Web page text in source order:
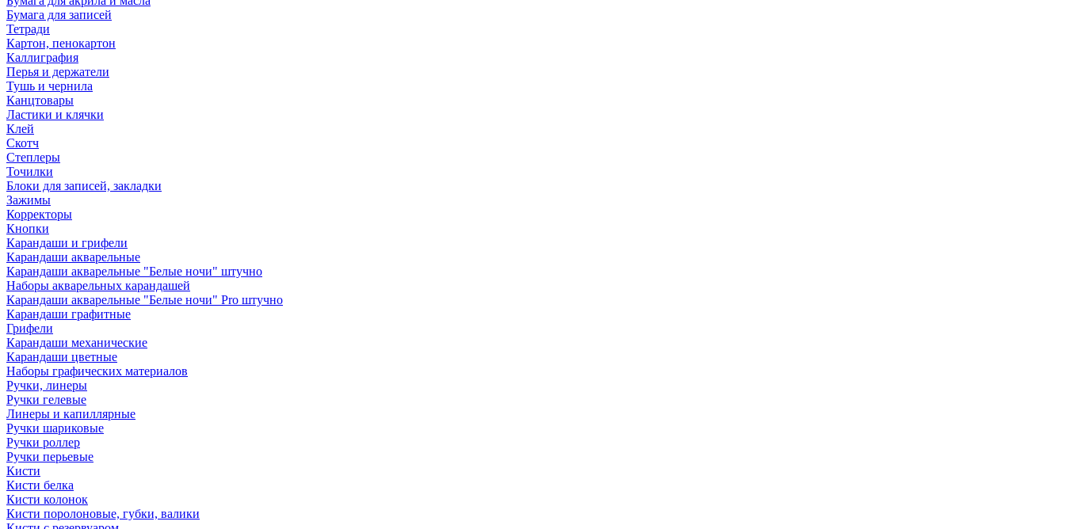
Бумага для записей
Тетради
Картон, пенокартон
Каллиграфия
Перья и держатели
Тушь и чернила
Канцтовары
Ластики и клячки
Клей
Скотч
Степлеры
Точилки
Блоки для записей, закладки
Зажимы
Корректоры
Кнопки
Карандаши и грифели
Карандаши акварельные
Карандаши акварельные "Белые ночи" штучно
Наборы акварельных карандашей
Карандаши акварельные "Белые ночи" Pro штучно
Карандаши графитные
Грифели
Карандаши механические
Карандаши цветные
Наборы графических материалов
Ручки, линеры
Ручки гелевые
Линеры и капиллярные
Ручки шариковые
Ручки роллер
Ручки перьевые
Кисти
Кисти белка
Кисти колонок
Кисти поролоновые, губки, валики